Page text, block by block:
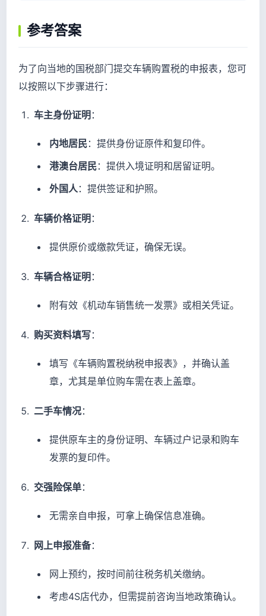
参考答案
为了向当地的国税部门提交车辆购置税的申报表，您可
以按照以下步骤进行：
车主身份证明 ：
内地居民：提供身份证原件和复印件。
港澳台居民：提供入境证明和居留证明。
外国人：提供签证和护照。
车辆价格证明 ：
提供原价或缴款凭证，确保无误。
车辆合格证明 ：
附有效《机动车销售统一发票》或相关凭证。
购买资料填写：
填写《车辆购置税纳税申报表》，并确认盖
章，尤其是单位购车需在表上盖章。
二手车情况：
提供原车主的身份证明、车辆过户记录和购车
发票的复印件。
交强险保单：
无需亲自申报，可拿上确保信息准确。
网上申报准备：
网上预约，按时间前往税务机关缴纳。
考虑4S店代办，但需提前咨询当地政策确认。